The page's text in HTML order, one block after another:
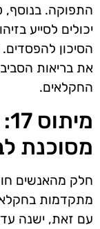
התפוקה. בנוסף,
יכולים לסייע
הסיכון
את בריאות
החקלאים.
מסוכנת
חלק מהאנשים
מתקדמות
עם זאת, ישנה